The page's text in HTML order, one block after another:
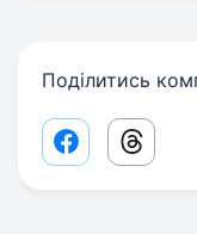
Поділитись
Facebook